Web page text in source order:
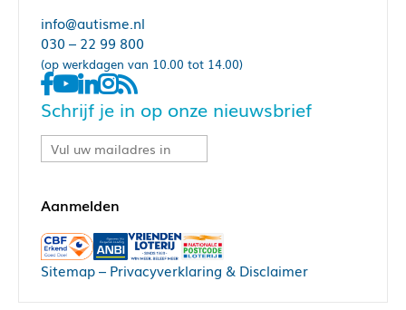
info@autisme.nl
030 – 22 99 800
(op werkdagen van 10.00 tot 14.00)
Schrijf je in op onze nieuwsbrief
Sitemap– Privacyverklaring & Disclaimer